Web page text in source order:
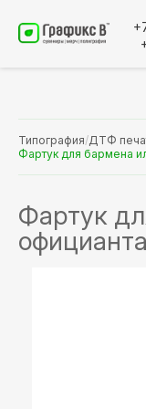
Типография/ДТФ
Фартук для бармена
Фартук